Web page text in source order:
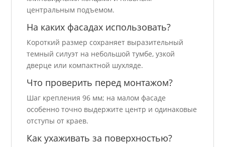
центральным подъемом.
На каких фасадах использовать?
Короткий размер сохраняет выразительный
темный силуэт на небольшой тумбе, узкой
дверце или компактной шухляде.
Что проверить перед монтажом?
Шаг крепления 96 мм; на малом фасаде
особенно точно выдержите центр и одинаковые
отступы от краев.
Как ухаживать за поверхностью?